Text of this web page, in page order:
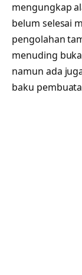
mengungkap
belum selesai
pengolahan
menuding
namun ada
baku